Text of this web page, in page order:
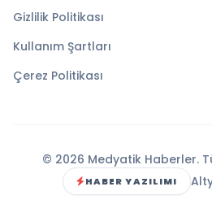
Gizlilik Politikası
Kullanım Şartları
Çerez Politikası
© 2026 Medyatik Haberler.
HABER YAZILIMI